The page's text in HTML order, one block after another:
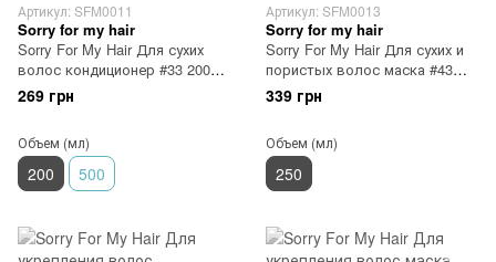
Артикул: SFM0011
Sorry for my hair
Sorry For My Hair Для сухих
волос кондиционер #33 200
мл
269 грн
Объем (мл)
200 500
Артикул: SFM0013
Sorry for my hair
Sorry For My Hair Для сухих и
пористых волос маска #43
250 мл
339 грн
Объем (мл)
250